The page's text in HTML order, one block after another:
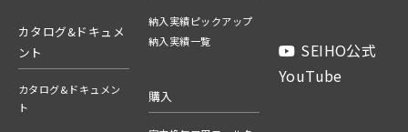
カタログ&ドキュメ
ント
カタログ&ドキュメン
ト
納入実績ピックアップ
納入実績一覧
購入
SEIHO公式
YouTube